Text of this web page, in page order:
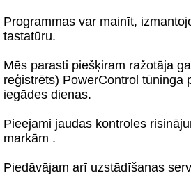
Programmas var mainīt,
tastatūru.
Mēs parasti piešķiram ražotāja
reģistrēts) PowerControl tūninga
iegādes dienas.
Pieejami jaudas kontroles
markām .
Piedāvājam arī uzstādīšanas